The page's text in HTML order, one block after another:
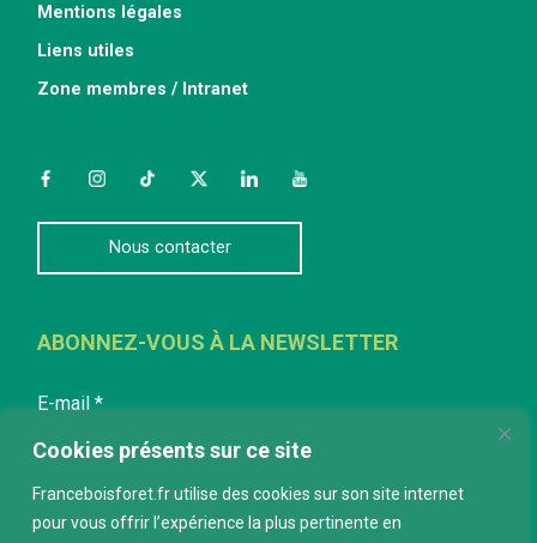
Cookies présents sur ce site
Franceboisforet.fr utilise des cookies sur son site internet
pour vous offrir l’expérience la plus pertinente en
Mentions légales
Liens utiles
Zone membres / Intranet
FacebookInstagramTikTokTwitterLinkedInYouTube
Nous contacter
ABONNEZ-VOUS À LA NEWSLETTER
E-mail *